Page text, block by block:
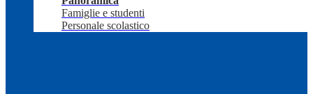
Famiglie e studenti
Personale scolastico